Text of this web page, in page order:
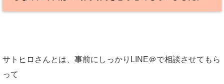
サトヒロさんとは、事前にしっかりLINE＠で相談させてもら
って